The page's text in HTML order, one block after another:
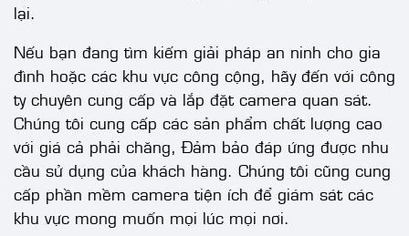
lại.
Nếu bạn đang tìm kiếm giải pháp an ninh cho gia
đình hoặc các khu vực công cộng, hãy đến với công
ty chuyên cung cấp và lắp đặt camera quan sát.
Chúng tôi cung cấp các sản phẩm chất lượng cao
với giá cả phải chăng, Đảm bảo đáp ứng được nhu
cầu sử dụng của khách hàng. Chúng tôi cũng cung
cấp phần mềm camera tiện ích để giám sát các
khu vực mong muốn mọi lúc mọi nơi.